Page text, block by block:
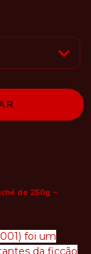
de 250g ~
foi um